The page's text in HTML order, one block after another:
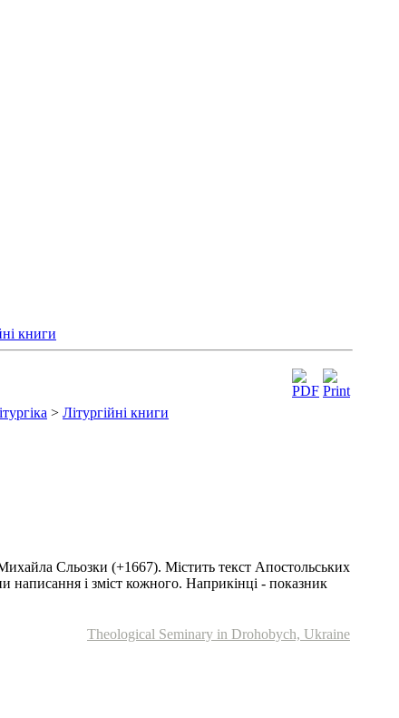
книги
> Літургійні книги
Сльозки (+1667). Містить текст Апостольських
написання і зміст кожного. Наприкінці - показник
Theological Seminary in Drohobych, Ukraine